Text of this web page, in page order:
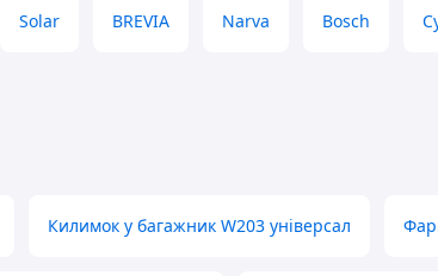
Solar BREVIA Narva Bosch
Килимок у багажник W203 універсал